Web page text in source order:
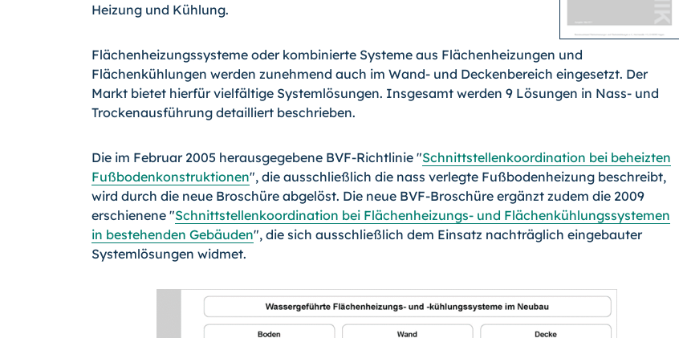
Heizung und Kühlung.
Flächenheizungssysteme oder kombinierte Systeme aus Flächenheizungen und
Flächenkühlungen werden zunehmend auch im Wand- und Deckenbereich eingesetzt. Der
Markt bietet hierfür vielfältige Systemlösungen. Insgesamt werden 9 Lösungen in Nass- und
Trockenausführung detailliert beschrieben.
Die im Februar 2005 herausgegebene BVF-Richtlinie "Schnittstellenkoordination bei beheizten
Fußbodenkonstruktionen", die ausschließlich die nass verlegte Fußbodenheizung beschreibt,
wird durch die neue Broschüre abgelöst. Die neue BVF-Broschüre ergänzt zudem die 2009
erschienene "Schnittstellenkoordination bei Flächenheizungs- und Flächenkühlungssystemen
in bestehenden Gebäuden", die sich ausschließlich dem Einsatz nachträglich eingebauter
Systemlösungen widmet.